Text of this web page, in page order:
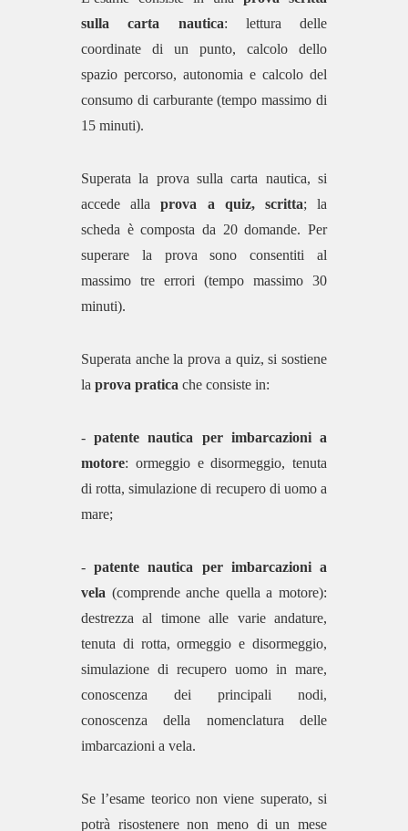
sulla carta nautica: lettura delle
coordinate di un punto, calcolo dello
spazio percorso, autonomia e calcolo del
consumo di carburante (tempo massimo di
15 minuti).
Superata la prova sulla carta nautica, si
accede allaprova a quiz, scritta; la
scheda è composta da 20 domande. Per
superare la prova sono consentiti al
massimo tre errori (tempo massimo 30
minuti).
Superata anche la prova a quiz, si sostiene
la prova pratica che consiste in:
-patente nautica per imbarcazioni a
motore: ormeggio e disormeggio, tenuta
di rotta, simulazione di recupero di uomo a
mare;
-patente nautica per imbarcazioni a
vela (comprende anche quella a motore):
destrezza al timone alle varie andature,
tenuta di rotta, ormeggio e disormeggio,
simulazione di recupero uomo in mare,
conoscenza dei principali nodi,
conoscenza della nomenclatura delle
imbarcazioni a vela.
Se l’esame teorico non viene superato, si
potrà risostenere non meno di un mese